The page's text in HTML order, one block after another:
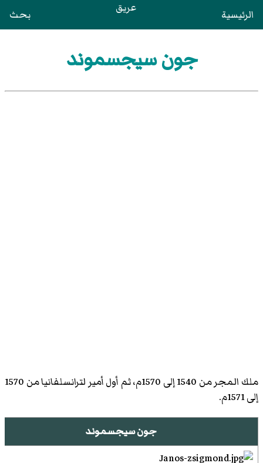
الرئيسية عريق بحث
جون سيجسموند
ملك المجر من 1540 إلى 1570م، ثم أول أمير لترانسلفانيا من 1570
إلى 1571م.
جون سيجسموند